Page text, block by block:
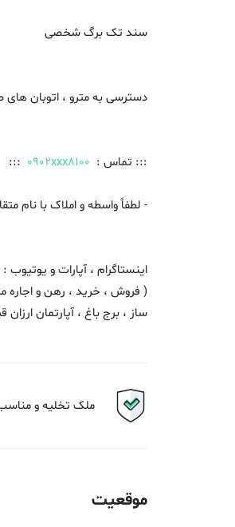
سند تک برگ شخصی
دسترسی به مترو ، اتوبان های
::: تماس : 0902xxx8100
:::
- لطفاً واسطه و املاک با نام
اینستاگرام ، آپارات و یوتیوب : angel.estate@
( فروش ، خرید ، رهن و اجاره
ساز ، برج باغ ، آپارتمان
ملک تخلیه و مناسب
موقعیت